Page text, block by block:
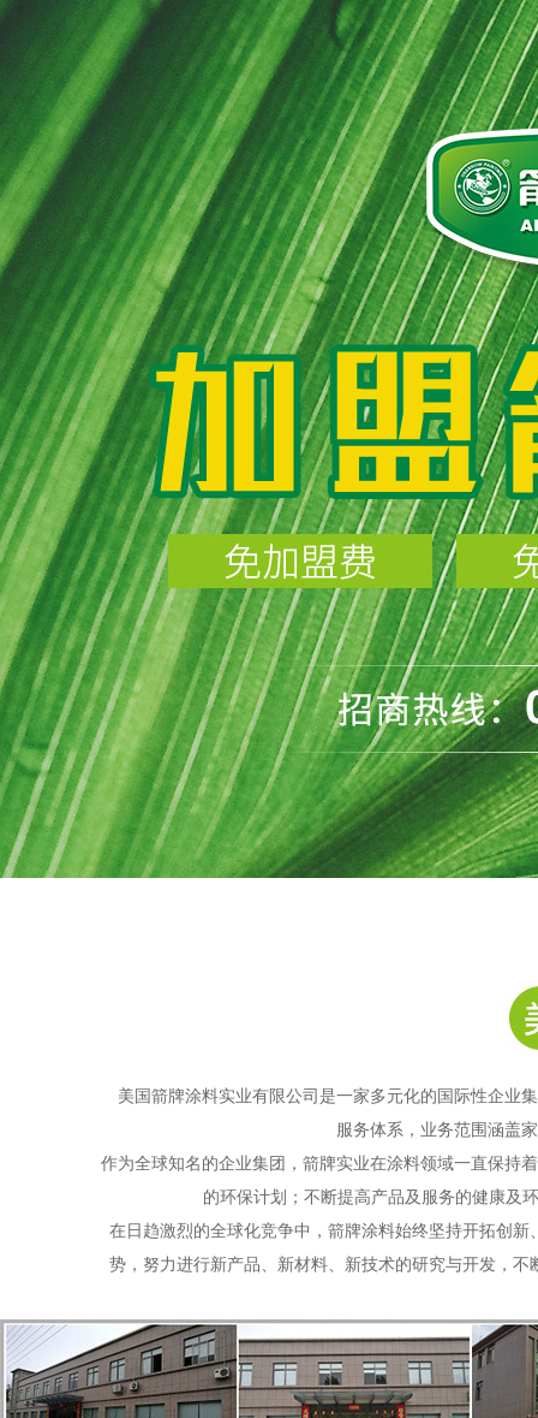
美国箭牌涂料实业有限公司 是一家多元化的国际性企业
服务体系，业务范围涵盖
作为全球知名的企业集团，箭牌实业在涂料领域一直保持
的环保计划；不断提高产品及服务的健康及
在日趋激烈的全球化竞争中，箭牌涂料始终坚持开拓创
势，努力进行新产品、新材料、新技术的研究与开发，